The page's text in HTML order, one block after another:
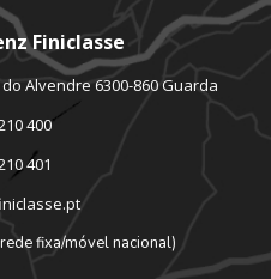
Finiclasse
Alvendre 6300-860 Guarda
400
401
fixa/móvel nacional)